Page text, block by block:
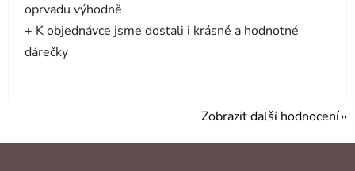
oprvadu výhodně
+ K objednávce jsme dostali i krásné a hodnotné
dárečky
Zobrazit další hodnocení